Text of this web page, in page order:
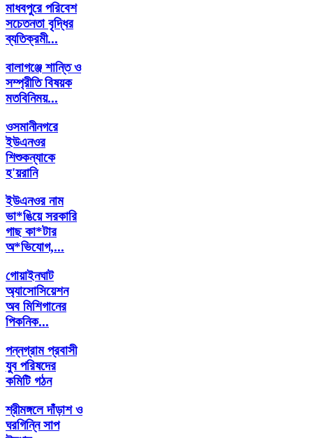
মাধবপুরে পরিবেশ
সচেতনতা বৃদ্ধির
ব্যতিক্রমী...
বালাগঞ্জে শান্তি ও
সম্প্রীতি বিষয়ক
মতবিনিময়...
ওসমানীনগরে
ইউএনওর
শিশুকন্যাকে
হ'য়রানি
ইউএনওর নাম
ভা*ঙিয়ে সরকারি
গাছ কা*টার
অ*ভিযোগ,...
গোয়াইনঘাট
অ্যাসোসিয়েশন
অব মিশিগানের
পিকনিক...
পন্নগ্রাম প্রবাসী
যুব পরিষদের
কমিটি গঠন
শ্রীমঙ্গলে দাঁড়াশ ও
ঘরগিন্নি সাপ